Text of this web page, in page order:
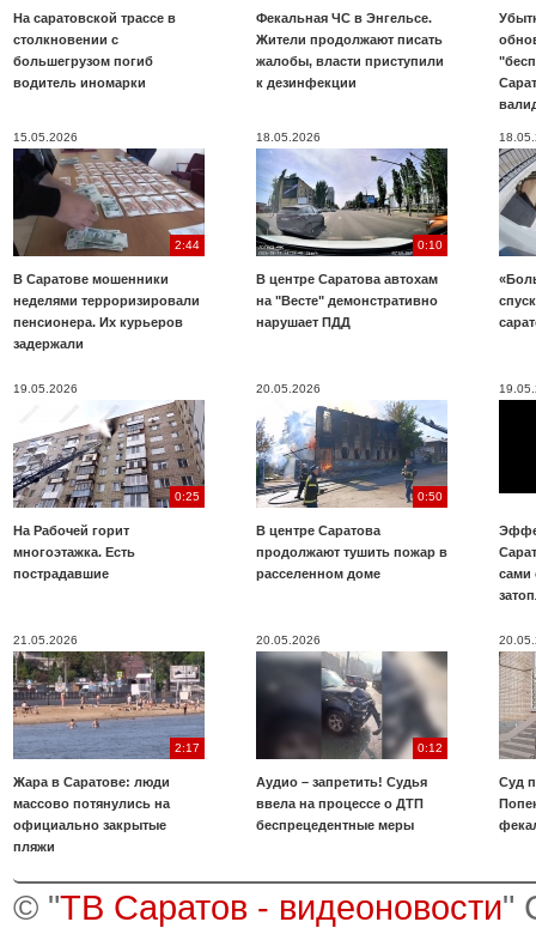
На саратовской трассе в
столкновении с
большегрузом погиб
водитель иномарки
Фекальная ЧС в Энгельсе.
Жители продолжают писать
жалобы, власти приступили
к дезинфекции
15.05.2026
2:44
В Саратове мошенники
неделями терроризировали
пенсионера. Их курьеров
задержали
18.05.2026
0:10
В центре Саратова автохам
на "Весте" демонстративно
нарушает ПДД
19.05.2026
0:25
На Рабочей горит
многоэтажка. Есть
пострадавшие
20.05.2026
0:50
В центре Саратова
продолжают тушить пожар в
расселенном доме
сами
21.05.2026
2:17
Жара в Саратове: люди
массово потянулись на
официально закрытые
пляжи
20.05.2026
0:12
Аудио – запретить! Судья
ввела на процессе о ДТП
беспрецедентные меры
Суд
© "ТВ Саратов - видеоновости"